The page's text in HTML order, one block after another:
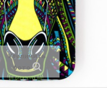
Увеличить
фото